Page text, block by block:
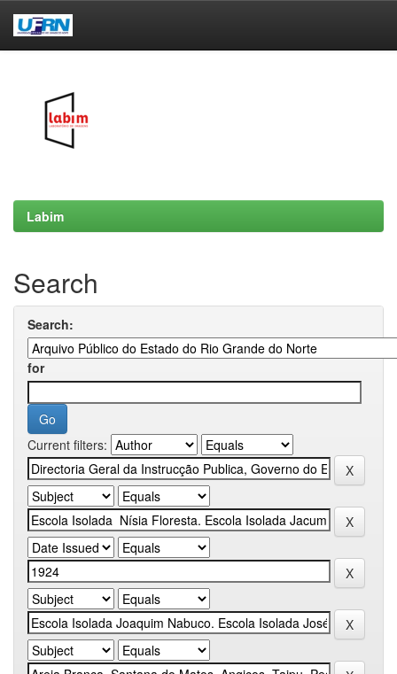
Labim
Search
Search:
for
Current filters: